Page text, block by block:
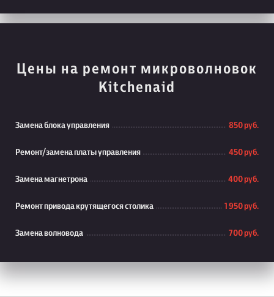
Цены на ремонт микроволновок
Kitchenaid
Замена блока управления 850 руб.
Ремонт/замена платы управления 450 руб.
Замена магнетрона 400 руб.
Ремонт привода крутящегося столика 1 950 руб.
Замена волновода 700 руб.